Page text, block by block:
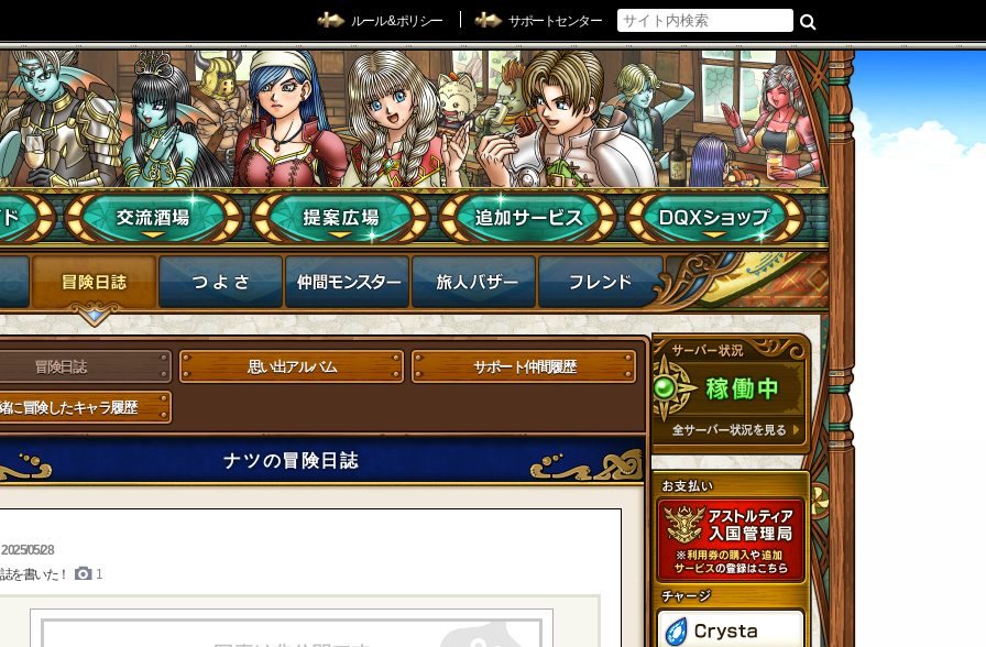
ルール & ポリシー サポートセンター
冒険日誌 思い出アルバム サポート仲間履歴
に冒険したキャラ履歴
ナツの冒険日誌
2025/05/28
を書いた！
1